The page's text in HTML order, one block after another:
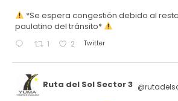
*Se espera congestión debido al
paulatino del tránsito*
1 2 Twitter
Ruta del Sol Sector 3